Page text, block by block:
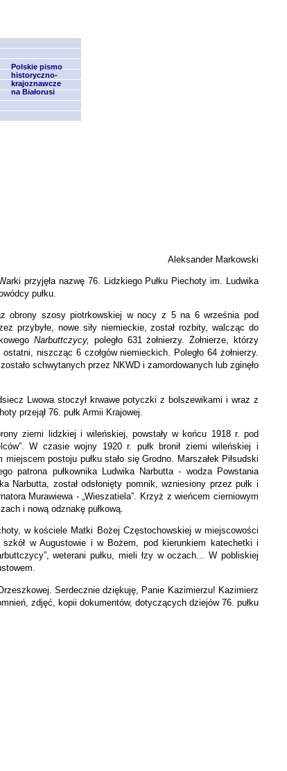
Polskie pismo
historyczno-
krajoznawcze
na Białorusi
Aleksander Markowski
przyjęła nazwę 76. Lidzkiego Pułku Piechoty im. Ludwika
pułku.
obrony szosy piotrkowskiej w nocy z 5 na 6 września pod
przybyłe, nowe siły niemieckie, został rozbity, walcząc do
Narbuttczycy, poległo 631 żołnierzy. Żołnierze, którzy
niszcząc 6 czołgów niemieckich. Poległo 64 żołnierzy.
schwytanych przez NKWD i zamordowanych lub zginęło
Lwowa stoczył krwawe potyczki z bolszewikami i wraz z
przejął 76. pułk Armii Krajowej.
ziemi lidzkiej i wileńskiej, powstały w końcu 1918 r. pod
W czasie wojny 1920 r. pułk bronił ziemi wileńskiej i
postoju pułku stało się Grodno. Marszałek Piłsudski
patrona pułkownika Ludwika Narbutta - wodza Powstania
został odsłonięty pomnik, wzniesiony przez pułk i
Murawiewa - „Wieszatiela”. Krzyż z wieńcem cierniowym
i nową odznakę pułkową.
w kościele Matki Bożej Częstochowskiej w miejscowości
w Augustowie i w Bożem, pod kierunkiem katechetki i
weterani pułku, mieli łzy w oczach... W pobliskiej
Serdecznie dziękuję, Panie Kazimierzu! Kazimierz
zdjęć, kopii dokumentów, dotyczących dziejów 76. pułku